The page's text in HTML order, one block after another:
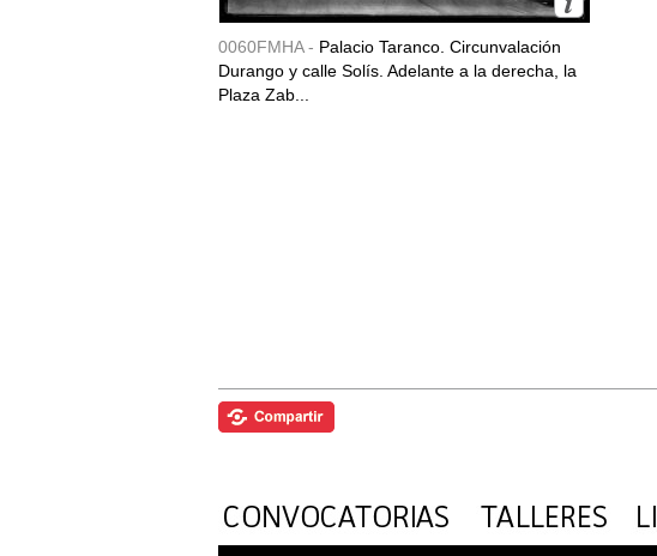
0060FMHA - Palacio Taranco. Circunvalación
Durango y calle Solís. Adelante a la derecha, la
Plaza Zab...